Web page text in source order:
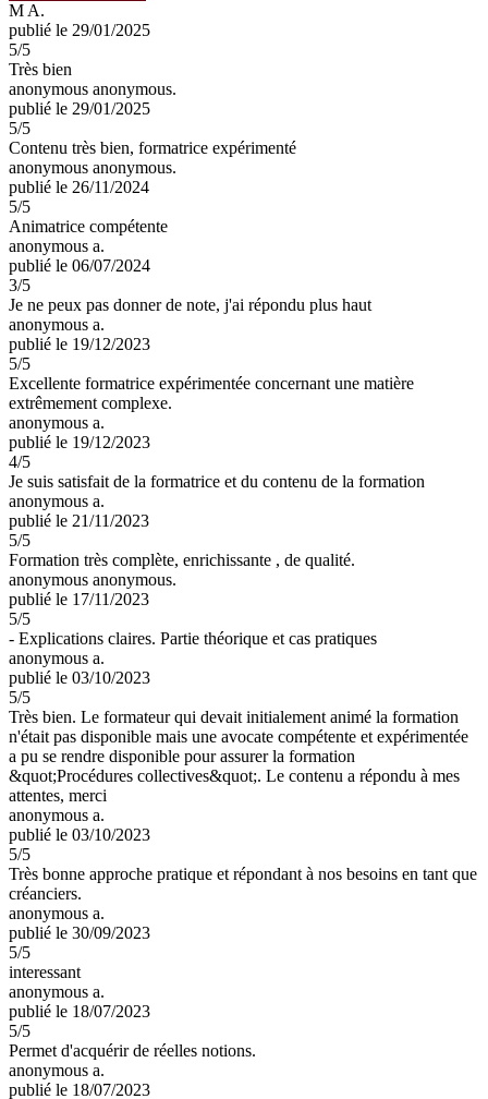
M A.
publié le 29/01/2025
5/5
Très bien
anonymous anonymous.
publié le 29/01/2025
5/5
Contenu très bien, formatrice expérimenté
anonymous anonymous.
publié le 26/11/2024
5/5
Animatrice compétente
anonymous a.
publié le 06/07/2024
3/5
Je ne peux pas donner de note, j'ai répondu plus haut
anonymous a.
publié le 19/12/2023
5/5
Excellente formatrice expérimentée concernant une matière
extrêmement complexe.
anonymous a.
publié le 19/12/2023
4/5
Je suis satisfait de la formatrice et du contenu de la formation
anonymous a.
publié le 21/11/2023
5/5
Formation très complète, enrichissante , de qualité.
anonymous anonymous.
publié le 17/11/2023
5/5
- Explications claires. Partie théorique et cas pratiques
anonymous a.
publié le 03/10/2023
5/5
Très bien. Le formateur qui devait initialement animé la formation
n'était pas disponible mais une avocate compétente et expérimentée
a pu se rendre disponible pour assurer la formation
&quot;Procédures collectives&quot;. Le contenu a répondu à mes
attentes, merci
anonymous a.
publié le 03/10/2023
5/5
Très bonne approche pratique et répondant à nos besoins en tant que
créanciers.
anonymous a.
publié le 30/09/2023
5/5
interessant
anonymous a.
publié le 18/07/2023
5/5
Permet d'acquérir de réelles notions.
anonymous a.
publié le 18/07/2023